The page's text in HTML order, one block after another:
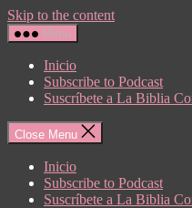
Skip to the content
Menu
Inicio
Subscribe to Podcast
Suscríbete a La Biblia
Close Menu
Inicio
Subscribe to Podcast
Suscríbete a La Biblia